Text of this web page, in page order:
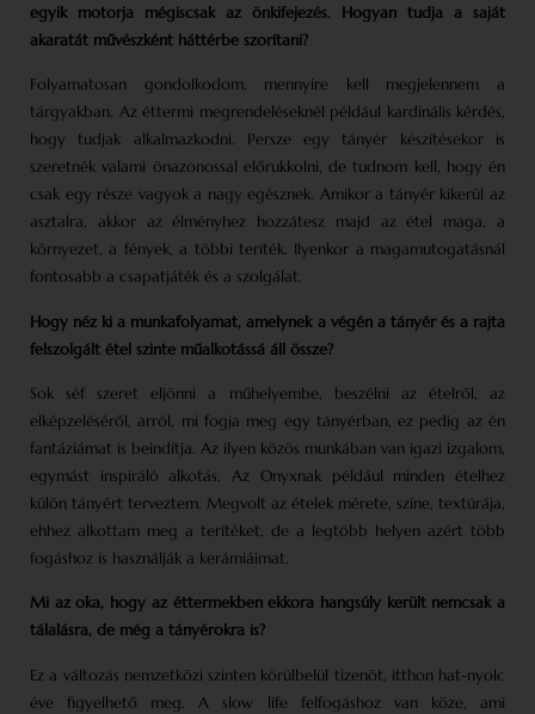
egyik motorja mégiscsak az önkifejezés. Hogyan tudja a saját
akaratát művészként háttérbe szorítani?
Folyamatosan gondolkodom, mennyire kell megjelennem a
tárgyakban. Az éttermi megrendeléseknél például kardinális kérdés,
hogy tudjak alkalmazkodni. Persze egy tányér készítésekor is
szeretnék valami önazonossal előrukkolni, de tudnom kell, hogy én
csak egy része vagyok a nagy egésznek. Amikor a tányér kikerül az
asztalra, akkor az élményhez hozzátesz majd az étel maga, a
környezet, a fények, a többi teríték. Ilyenkor a magamutogatásnál
fontosabb a csapat­játék és a szolgálat.
Hogy néz ki a munkafolyamat, amelynek a végén a tányér és a rajta
felszolgált étel szinte műalkotássá áll össze?
Sok séf szeret eljönni a műhelyembe, beszélni az ételről, az
elképzeléséről, arról, mi fogja meg egy tányérban, ez pedig az én
fantá­ziámat is beindítja. Az ilyen közös munkában van igazi izgalom,
egymást inspiráló alkotás. Az Onyxnak például minden ételhez
külön tányért terveztem. Megvolt az ételek mérete, színe, textúrája,
ehhez alkottam meg a terítéket, de a legtöbb helyen azért több
fogáshoz is használják a kerámiáimat.
Mi az oka, hogy az éttermekben ekkora hangsúly került nemcsak a
tálalásra, de még a tányérokra is?
Ez a változás nemzetközi szinten körülbelül tizenöt, itthon hat-nyolc
éve figyelhető meg. A slow life felfogáshoz van köze, ami